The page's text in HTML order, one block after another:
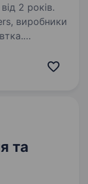
2 років.
виробники
та